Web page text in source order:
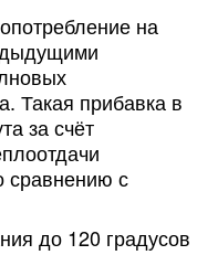
на
Такая прибавка в
за счёт
сравнению с
до 120 градусов